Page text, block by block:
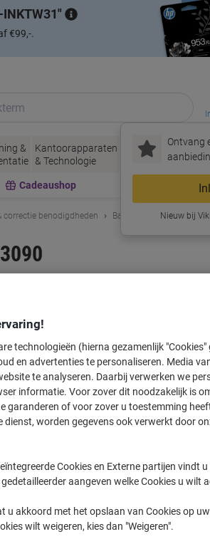
€99,-.
Ontvang
Nieuw bij
&
Kantoorapparaten
& Technologie
Inkt &
Toner
Papier,
& Verpakken
Cadeaushop
correctie benodigdheden Balpennen
€ 18,86 Incl. btw
Aantal Excl. btw
1Stuk € 17,59
3+Stuks € 15,59 -11%
Vóór
Aantal
technologieën (hierna gezamenlijk "Cookies"
en advertenties te personaliseren. Media
te analyseren. Daarbij verwerken we
informatie. Voor zover dit noodzakelijk is
garanderen of voor zover u toestemming
worden gegevens ook verwerkt door
Cookies en Externe partijen vindt u
aangeven welke Cookies u wilt
u akkoord met het opslaan van Cookies op
wilt weigeren, kies dan "Weigeren".